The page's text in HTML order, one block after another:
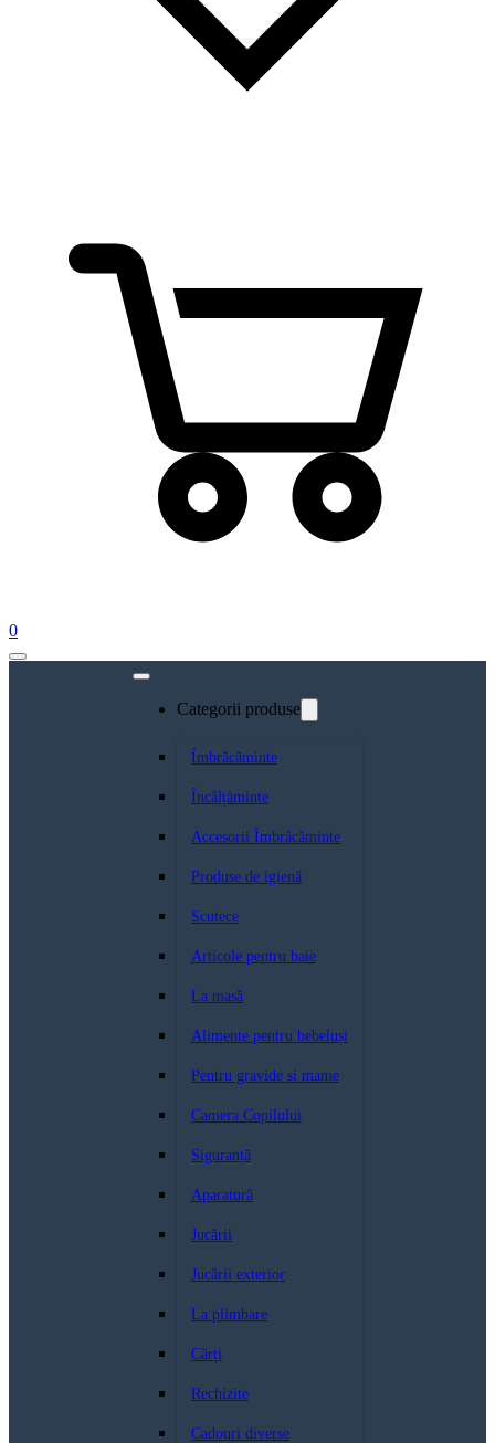
0
Categorii produse
Îmbrăcăminte
Încălțăminte
Accesorii Îmbrăcăminte
Produse de igienă
Scutece
Articole pentru baie
La masă
Alimente pentru bebeluși
Pentru gravide si mame
Camera Copilului
Siguranță
Aparatură
Jucării
Jucării exterior
La plimbare
Cărți
Rechizite
Cadouri diverse